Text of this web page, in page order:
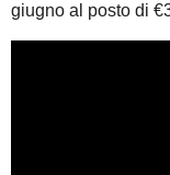
giugno al posto di